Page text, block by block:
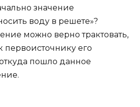
значение
воду в решете»?
можно верно трактовать,
первоисточнику его
пошло данное